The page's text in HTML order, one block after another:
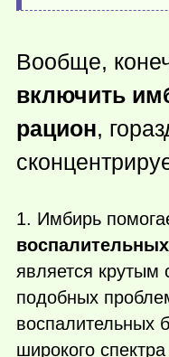
Вообще,
включить
рацион,
1. Имбирь
является крутым
подобных
воспалительных
широкого